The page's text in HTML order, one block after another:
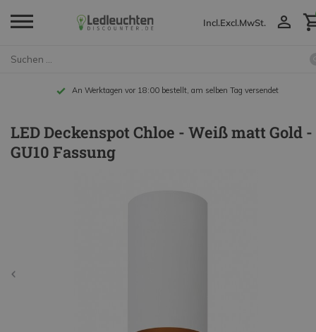
Incl.Excl.MwSt.
An Werktagen vor 18:00 bestellt, am selben Tag versendet
LED Deckenspot Chloe - Weiß matt Gold -
GU10 Fassung